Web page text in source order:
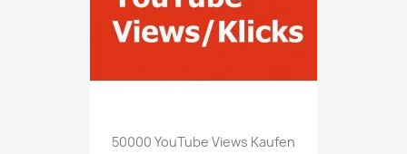
50000 YouTube Views Kaufen